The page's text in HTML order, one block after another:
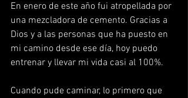
En enero de este año fui atropellada por
una mezcladora de cemento. Gracias a
Dios y a las personas que ha puesto en
mi camino desde ese día, hoy puedo
entrenar y llevar mi vida casi al 100%.
Cuando pude caminar, lo primero que